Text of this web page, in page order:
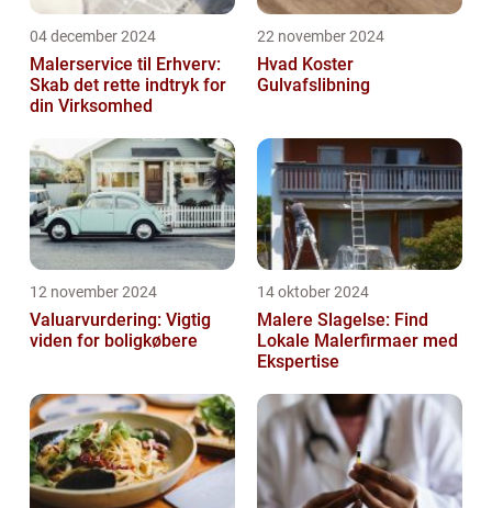
04 december 2024
Malerservice til Erhverv:
Skab det rette indtryk for
din Virksomhed
22 november 2024
Hvad Koster
Gulvafslibning
12 november 2024
Valuarvurdering: Vigtig
viden for boligkøbere
14 oktober 2024
Malere Slagelse: Find
Lokale Malerfirmaer med
Ekspertise